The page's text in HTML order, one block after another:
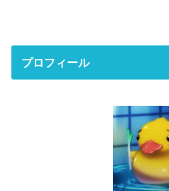
プロフィール